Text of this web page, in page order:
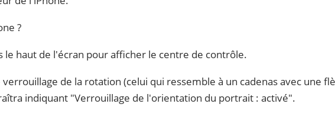
?
le haut de l'écran pour afficher le centre de contrôle.
de la rotation (celui qui ressemble à un cadenas avec une
indiquant "Verrouillage de l'orientation du portrait : activé".